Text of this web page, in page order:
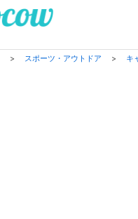
> スポーツ・アウトドア > キ